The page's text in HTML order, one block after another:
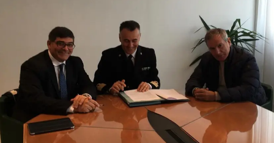
CULTURA
ECONOMIA E LAVORO
SPORT